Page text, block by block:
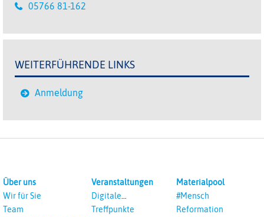
05766 81-162
WEITERFÜHRENDE LINKS
Anmeldung
Über uns
Wir für Sie
Team
Veranstaltungen
Digitale
Veranstaltungen
Treffpunkte
Materialpool
#Mensch
Reformation